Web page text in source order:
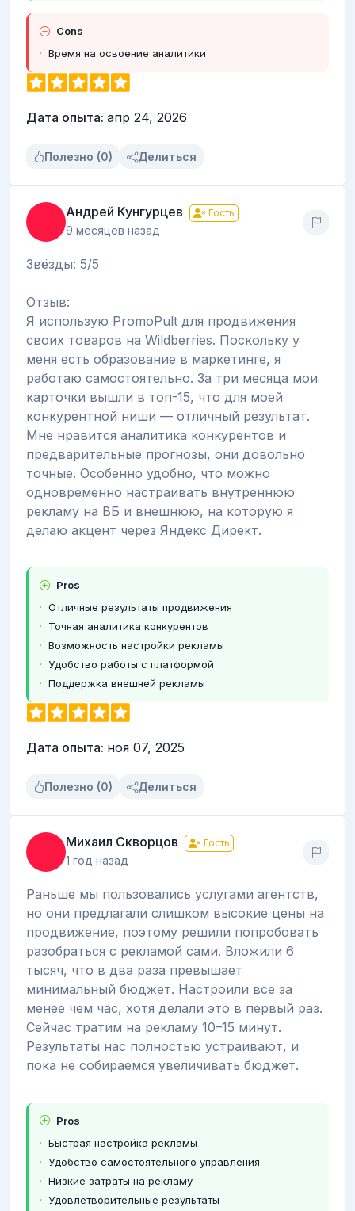
Cons
Время на освоение аналитики
Дата опыта: апр 24, 2026
Полезно (0) Делиться
Андрей Кунгурцев Гость
9 месяцев назад
Звёзды: 5/5
Отзыв:
Я использую PromoPult для продвижения
своих товаров на Wildberries. Поскольку у
меня есть образование в маркетинге, я
работаю самостоятельно. За три месяца мои
карточки вышли в топ-15, что для моей
конкурентной ниши — отличный результат.
Мне нравится аналитика конкурентов и
предварительные прогнозы, они довольно
точные. Особенно удобно, что можно
одновременно настраивать внутреннюю
рекламу на ВБ и внешнюю, на которую я
делаю акцент через Яндекс Директ.
Pros
Отличные результаты продвижения
Точная аналитика конкурентов
Возможность настройки рекламы
Удобство работы с платформой
Поддержка внешней рекламы
Дата опыта: ноя 07, 2025
Полезно (0) Делиться
Михаил Скворцов Гость
1 год назад
Раньше мы пользовались услугами агентств,
но они предлагали слишком высокие цены на
продвижение, поэтому решили попробовать
разобраться с рекламой сами. Вложили 6
тысяч, что в два раза превышает
минимальный бюджет. Настроили все за
менее чем час, хотя делали это в первый раз.
Сейчас тратим на рекламу 10–15 минут.
Результаты нас полностью устраивают, и
пока не собираемся увеличивать бюджет.
Pros
Быстрая настройка рекламы
Удобство самостоятельного управления
Низкие затраты на рекламу
Удовлетворительные результаты